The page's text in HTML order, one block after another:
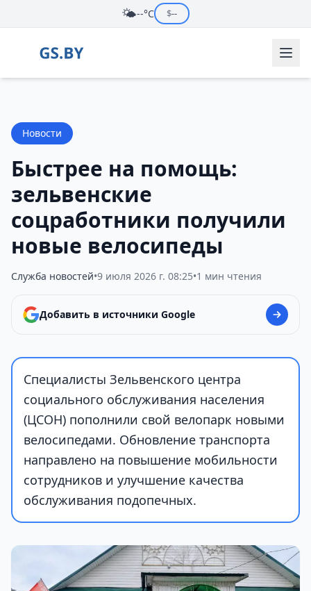
🌤️--°C $--
Новости
Быстрее на помощь:
зельвенские
соцработники получили
новые велосипеды
Служба новостей•9 июля 2026 г. 08:25•1 мин чтения
Добавить в источники Google
Специалисты Зельвенского центра
социального обслуживания населения
(ЦСОН) пополнили свой велопарк новыми
велосипедами. Обновление транспорта
направлено на повышение мобильности
сотрудников и улучшение качества
обслуживания подопечных.